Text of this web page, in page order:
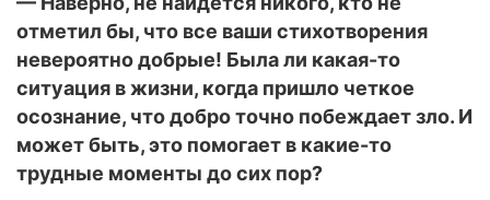
отметил бы, что все ваши стихотворения
невероятно добрые! Была ли какая-то
ситуация в жизни, когда пришло четкое
осознание, что добро точно побеждает зло. И
может быть, это помогает в какие-то
трудные моменты до сих пор?